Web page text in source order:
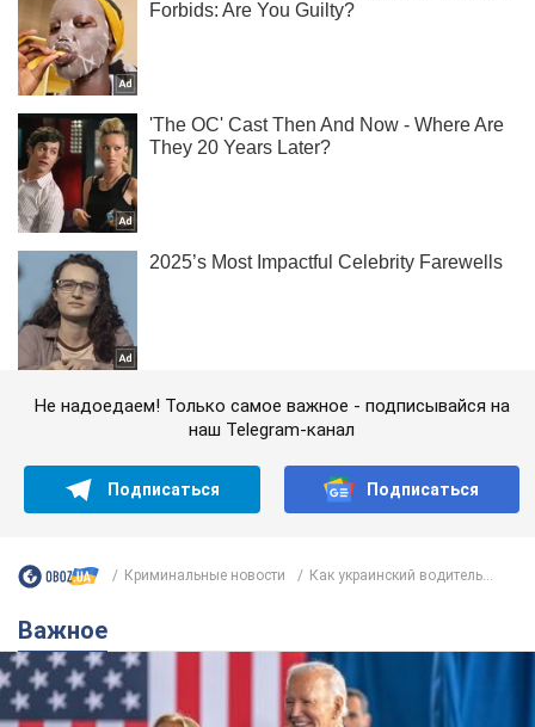
Не надоедаем! Только самое важное - подписывайся на
наш Telegram-канал
Подписаться Подписаться
Криминальные новости Как украинский водитель...
Важное